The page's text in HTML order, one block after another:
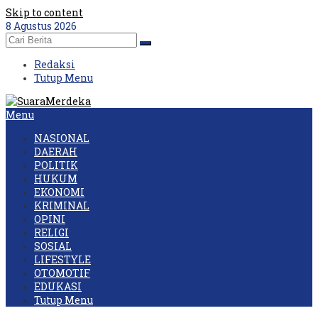
Skip to content
8 Agustus 2026
Redaksi
Tutup Menu
Menu
NASIONAL
DAERAH
POLITIK
HUKUM
EKONOMI
KRIMINAL
OPINI
RELIGI
SOSIAL
LIFESTYLE
OTOMOTIF
EDUKASI
Tutup Menu